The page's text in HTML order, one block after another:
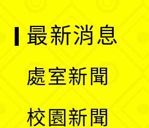
最新消息
處室新聞
校園新聞